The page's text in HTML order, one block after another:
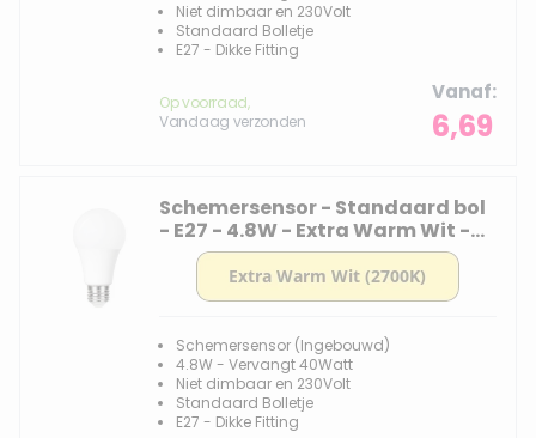
Niet dimbaar en 230Volt
Standaard Bolletje
E27 - Dikke Fitting
Op voorraad,
Vandaag verzonden
Vanaf
6,69
Schemersensor - Standaard bol
- E27 - 4.8W - Extra Warm Wit -
2700K
Schemersensor (Ingebouwd)
4.8W - Vervangt 40Watt
Niet dimbaar en 230Volt
Standaard Bolletje
E27 - Dikke Fitting